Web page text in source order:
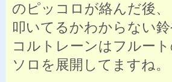
のピッコロが絡んだ後
叩いてるかわからない
コルトレーンはフルー
ソロを展開してますね。